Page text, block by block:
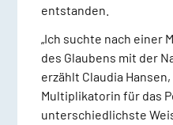
entstanden.
„Ich suchte nach einer
des Glaubens mit der
erzählt Claudia
Multiplikatorin für das
unterschiedlichste